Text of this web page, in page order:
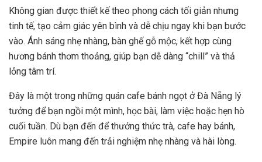
Không gian được thiết kế theo phong cách tối giản nhưng
tinh tế, tạo cảm giác yên bình và dễ chịu ngay khi bạn bước
vào. Ánh sáng nhẹ nhàng, bàn ghế gỗ mộc, kết hợp cùng
hương bánh thơm thoảng, giúp bạn dễ dàng “chill” và thả
lỏng tâm trí.
Đây là một trong những quán cafe bánh ngọt ở Đà Nẵng lý
tưởng để bạn ngồi một mình, học bài, làm việc hoặc hẹn hò
cuối tuần. Dù bạn đến để thưởng thức trà, cafe hay bánh,
Empire luôn mang đến trải nghiệm nhẹ nhàng và hài lòng.